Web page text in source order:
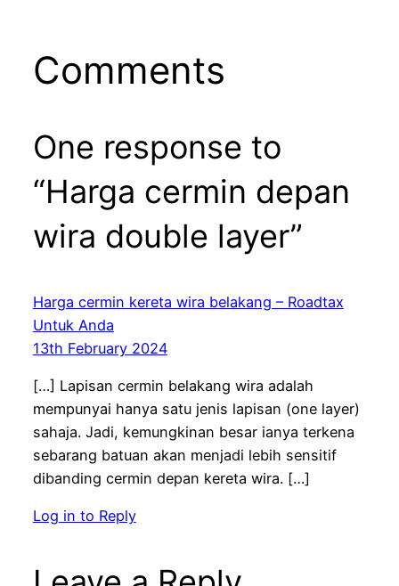
Comments
One response to
“Harga cermin depan
wira double layer”
Harga cermin kereta wira belakang – Roadtax
Untuk Anda
13th February 2024
[…] Lapisan cermin belakang wira adalah
mempunyai hanya satu jenis lapisan (one layer)
sahaja. Jadi, kemungkinan besar ianya terkena
sebarang batuan akan menjadi lebih sensitif
dibanding cermin depan kereta wira. […]
Log in to Reply